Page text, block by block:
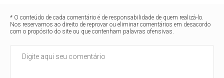
* O conteúdo de cada comentário é de responsabilidade de quem realizá-lo.
Nos reservamos ao direito de reprovar ou eliminar comentários em desacordo
com o propósito do site ou que contenham palavras ofensivas.